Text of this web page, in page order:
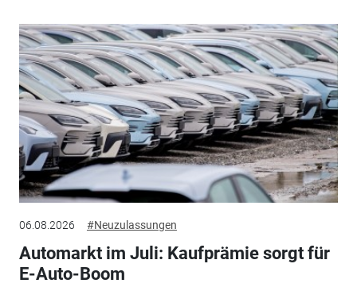
06.08.2026 #Neuzulassungen
Automarkt im Juli: Kaufprämie sorgt für
E-Auto-Boom